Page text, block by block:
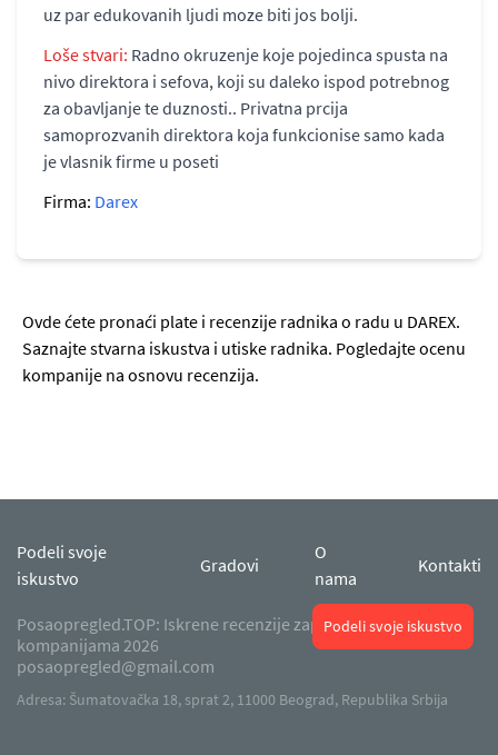
uz par edukovanih ljudi moze biti jos bolji.
Loše stvari: Radno okruzenje koje pojedinca spusta na
nivo direktora i sefova, koji su daleko ispod potrebnog
za obavljanje te duznosti.. Privatna prcija
samoprozvanih direktora koja funkcionise samo kada
je vlasnik firme u poseti
Firma: Darex
Ovde ćete pronaći plate i recenzije radnika o radu u DAREX.
Saznajte stvarna iskustva i utiske radnika. Pogledajte ocenu
kompanije na osnovu recenzija.
Podeli svoje iskustvo
Podeli svoje
iskustvo
Gradovi
O
nama
Kontakti
Posaopregled.TOP: Iskrene recenzije zaposlenika o radu u
kompanijama 2026
posaopregled@gmail.com
Adresa: Šumatovačka 18, sprat 2, 11000 Beograd, Republika Srbija